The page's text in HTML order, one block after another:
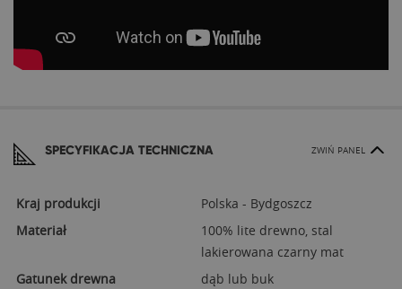
SPECYFIKACJA TECHNICZNA ZWIŃ PANEL
Kraj produkcji
Polska - Bydgoszcz
Materiał
100% lite drewno, stal
lakierowana czarny mat
Gatunek drewna
dąb lub buk